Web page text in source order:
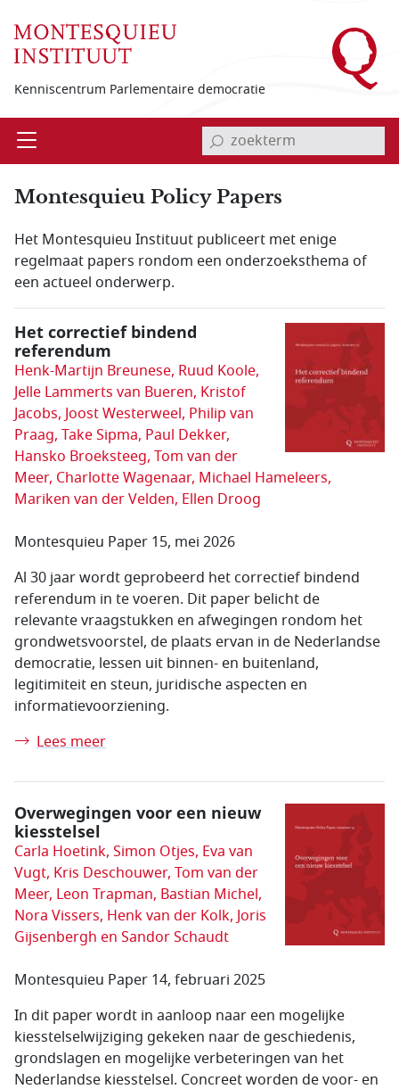
Kenniscentrum Parlementaire democratie
Open invoerveld zoekterm
Montesquieu Policy Papers
Het Montesquieu Instituut publiceert met enige
regelmaat papers rondom een onderzoeksthema of
een actueel onderwerp.
Het correctief bindend
referendum
Henk-Martijn Breunese, Ruud Koole,
Jelle Lammerts van Bueren, Kristof
Jacobs, Joost Westerweel, Philip van
Praag, Take Sipma, Paul Dekker,
Hansko Broeksteeg, Tom van der
Meer, Charlotte Wagenaar, Michael Hameleers,
Mariken van der Velden, Ellen Droog
Montesquieu Paper 15, mei 2026
Al 30 jaar wordt geprobeerd het correctief bindend
referendum in te voeren. Dit paper belicht de
relevante vraagstukken en afwegingen rondom het
grondwetsvoorstel, de plaats ervan in de Nederlandse
democratie, lessen uit binnen- en buitenland,
legitimiteit en steun, juridische aspecten en
informatievoorziening.
Lees meer
Overwegingen voor een nieuw
kiesstelsel
Carla Hoetink, Simon Otjes, Eva van
Vugt, Kris Deschouwer, Tom van der
Meer, Leon Trapman, Bastian Michel,
Nora Vissers, Henk van der Kolk, Joris
Gijsenbergh en Sandor Schaudt
Montesquieu Paper 14, februari 2025
In dit paper wordt in aanloop naar een mogelijke
kiesstelselwijziging gekeken naar de geschiedenis,
grondslagen en mogelijke verbeteringen van het
Nederlandse kiesstelsel. Concreet worden de voor- en